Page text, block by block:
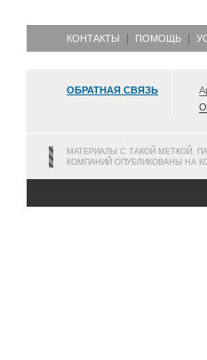
КОНТАКТЫ ПОМОЩЬ
ОБРАТНАЯ СВЯЗЬ
О
МАТЕРИАЛЫ С ТАКОЙ МЕТКОЙ,
КОМПАНИЙ ОПУБЛИКОВАНЫ НА